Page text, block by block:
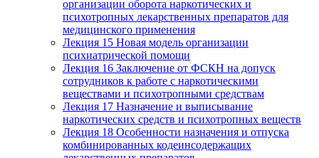
организации оборота наркотических и
психотропных лекарственных препаратов для
медицинского применения
Лекция 15 Новая модель организации
психиатрической помощи
Лекция 16 Заключение от ФСКН на допуск
сотрудников к работе с наркотическими
веществами и психотропными средствам
Лекция 17 Назначение и выписывание
наркотических средств и психотропных веществ
Лекция 18 Особенности назначения и отпуска
комбинированных кодеинсодержащих